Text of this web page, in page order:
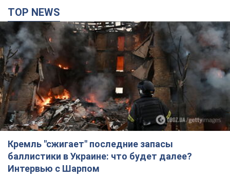
TOP NEWS
Кремль "сжигает" последние запасы
баллистики в Украине: что будет далее?
Интервью с Шарпом